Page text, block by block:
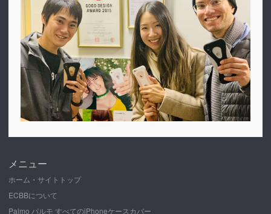
メニュー
ホーム・サイトトップ
ECBBについて
Palmo パルモ すべてのiPhoneケースカバー